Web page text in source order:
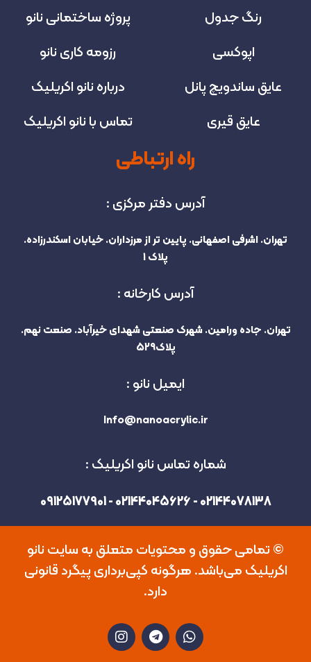
رنگ جدول
اپوکسی
عایق ساندویچ پانل
عایق قیری
پروژه‌ ساختمانی نانو
رزومه کاری نانو
درباره نانو اکریلیک
تماس با نانو اکریلیک
راه ارتباطی
آدرس دفتر مرکزی :
تهران. اشرفی اصفهانی. پایین تر از مرزداران. خیابان اسکندرزاده.
پلاک 1
آدرس کارخانه :
تهران. جاده ورامین. شهرک صنعتی شهدای خیرآباد. صنعت نهم.
پلاک529
ایمیل نانو :
Info@nanoacrylic.ir
شماره تماس نانو اکریلیک :
02144078138 - 02144045626 - 09125177901
©️ تمامی حقوق و محتویات متعلق به سایت نانو
اکریلیک می‌باشد. هرگونه کپی‌برداری پیگرد قانونی
دارد.
W
h
a
T
e
l
I
n
s